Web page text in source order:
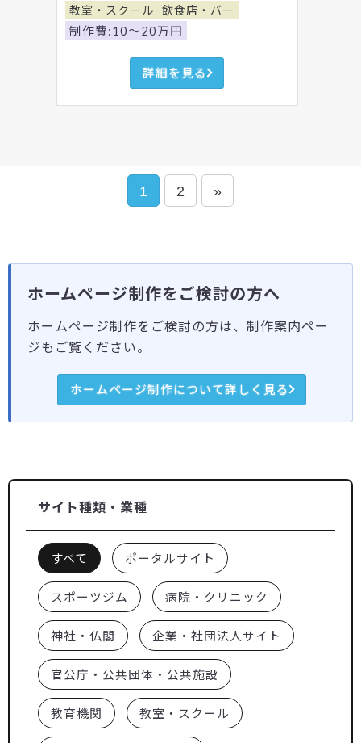
教室・スクール 飲食店・バー
制作費:10～20万円
詳細を見る
1 2 »
ホームページ制作をご検討の方へ
ホームページ制作をご検討の方は、制作案内ペー
ジもご覧ください。
ホームページ制作について詳しく見る
サイト種類・業種
すべて ポータルサイト
スポーツジム 病院・クリニック
神社・仏閣 企業・社団法人サイト
官公庁・公共団体・公共施設
教育機関 教室・スクール